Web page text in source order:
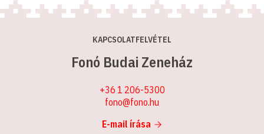
KAPCSOLATFELVÉTEL
Fonó Budai Zeneház
+36 1 206-5300
fono@fono.hu
E-mail írása